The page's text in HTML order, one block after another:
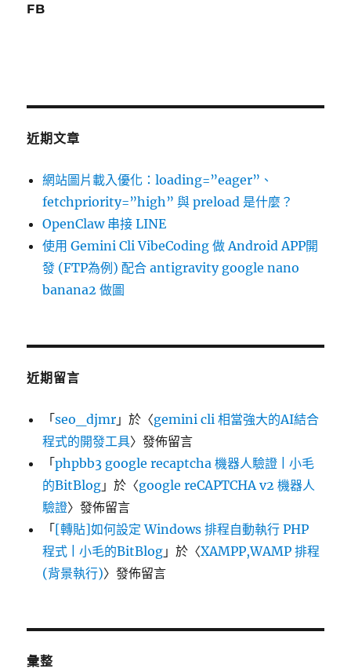
FB
近期文章
網站圖片載入優化：loading=”eager”、
fetchpriority=”high” 與 preload 是什麼？
OpenClaw 串接 LINE
使用 Gemini Cli VibeCoding 做 Android APP開
發 (FTP為例) 配合 antigravity google nano
banana2 做圖
近期留言
「seo_djmr 」於〈gemini cli 相當強大的AI結合
程式的開發工具〉發佈留言
「phpbb3 google recaptcha 機器人驗證 | 小毛
的BitBlog 」於〈google reCAPTCHA v2 機器人
驗證〉發佈留言
「[轉貼]如何設定 Windows 排程自動執行 PHP
程式 | 小毛的BitBlog 」於〈XAMPP,WAMP 排程
(背景執行)〉發佈留言
彙整